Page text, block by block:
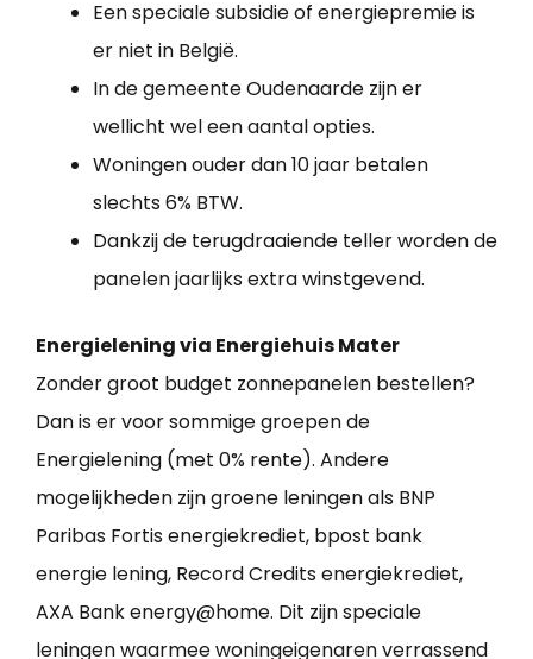
Een speciale subsidie of energiepremie is
er niet in België.
In de gemeente Oudenaarde zijn er
wellicht wel een aantal opties.
Woningen ouder dan 10 jaar betalen
slechts 6% BTW.
Dankzij de terugdraaiende teller worden de
panelen jaarlijks extra winstgevend.
Energielening via Energiehuis Mater
Zonder groot budget zonnepanelen bestellen?
Dan is er voor sommige groepen de
Energielening (met 0% rente). Andere
mogelijkheden zijn groene leningen als BNP
Paribas Fortis energiekrediet, bpost bank
energie lening, Record Credits energiekrediet,
AXA Bank energy@home. Dit zijn speciale
leningen waarmee woningeigenaren verrassend